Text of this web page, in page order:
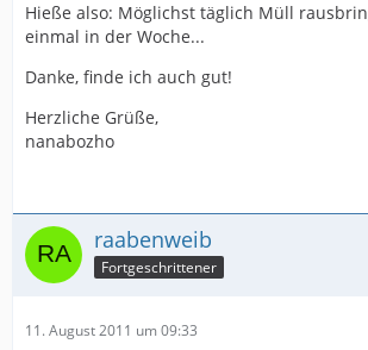
[/color]
[color=#800000]die unentwegt
[color=#800000]Bewusstsein und Klarheit
[color=#800000]Nur wer sein Innerstes
[color=#800000]kann die Kraft dafür
[Blockierte Grafik:
http://u.jimdo.com/www14/o/
Hieße also: Möglichst täglich Müll
einmal in der Woche...
Danke, finde ich auch gut!
Herzliche Grüße,
nanabozho
raabenweib
Fortgeschrittener
11. August 2011 um 09:33